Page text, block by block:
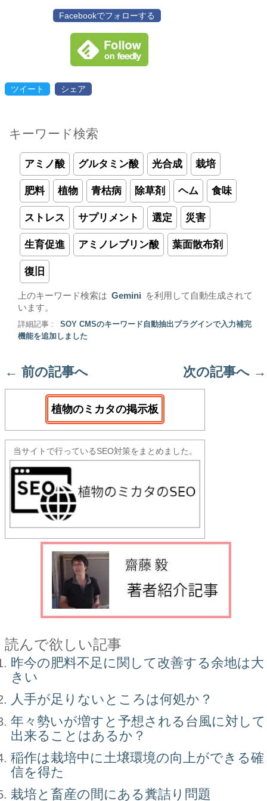
Facebookでフォローする
ツイート シェア
キーワード検索
アミノ酸 グルタミン酸 光合成 栽培
肥料 植物 青枯病 除草剤 ヘム 食味
ストレス サプリメント 選定 災害
生育促進 アミノレブリン酸 葉面散布剤
復旧
上のキーワード検索は Gemini
を利用して自動生成されて
います。
詳細記事 :
SOY CMSのキーワード自動抽出プラグインで入力補完
機能を追加しました
← 前の記事へ 次の記事へ →
植物のミカタの掲示板
当サイトで行っているSEO対策をまとめました。
読んで欲しい記事
昨今の肥料不足に関して改善する余地は大
きい
人手が足りないところは何処か？
年々勢いが増すと予想される台風に対して
出来ることはあるか？
稲作は栽培中に土壌環境の向上ができる確
信を得た
栽培と畜産の間にある糞詰り問題